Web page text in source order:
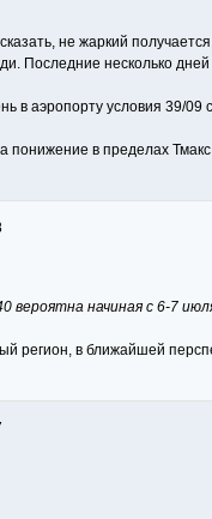
не жаркий
Последние несколько
в аэропорту условия 39/
понижение в пределах
вероятна начиная с 6-7
регион, в ближайшей